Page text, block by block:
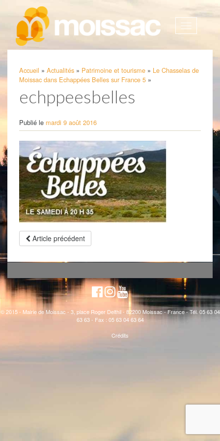
Afficher
Accueil » Actualités » Patrimoine et tourisme » Le Chasselas de
Moissac dans Echappées Belles sur France 5 »
echppeesbelles
Publié le mardi 9 août 2016
Article précédent
© 2015 - Mairie de Moissac - 3, place Roger Delthil - 82200 Moissac - France - Tél. 05 63 04
63 63 - Fax : 05 63 04 63 64
Crédits